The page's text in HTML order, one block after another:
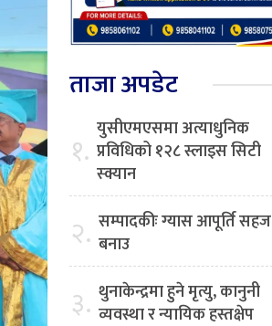
ताजा अपडेट
१. युसीएमएसमा अत्याधुनिक
प्रविधिको १२८ स्लाइस सिटी
स्क्यान
२. सम्पादकीः ग्यास आपूर्ति सहज
बनाउ
३. थुनाकेन्द्रमा हुने मृत्यु, कानुनी
व्यवस्था र न्यायिक हस्तक्षेप